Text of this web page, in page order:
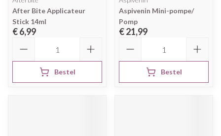
After Bite Applicateur
Stick 14ml
€ 6,99
Bestel
Aspivenin Mini-pompe/
Pomp
€ 21,99
Bestel